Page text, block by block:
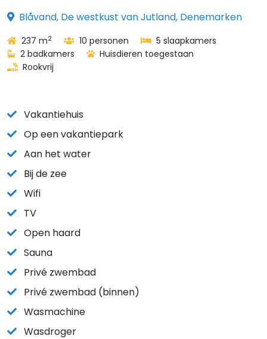
Blåvand, De westkust van Jutland, Denemarken
237 m2 10 personen
5 slaapkamers
2 badkamers
Huisdieren toegestaan
Rookvrij
Vakantiehuis
Op een vakantiepark
Aan het water
Bij de zee
Wifi
TV
Open haard
Sauna
Privé zwembad
Privé zwembad (binnen)
Wasmachine
Wasdroger